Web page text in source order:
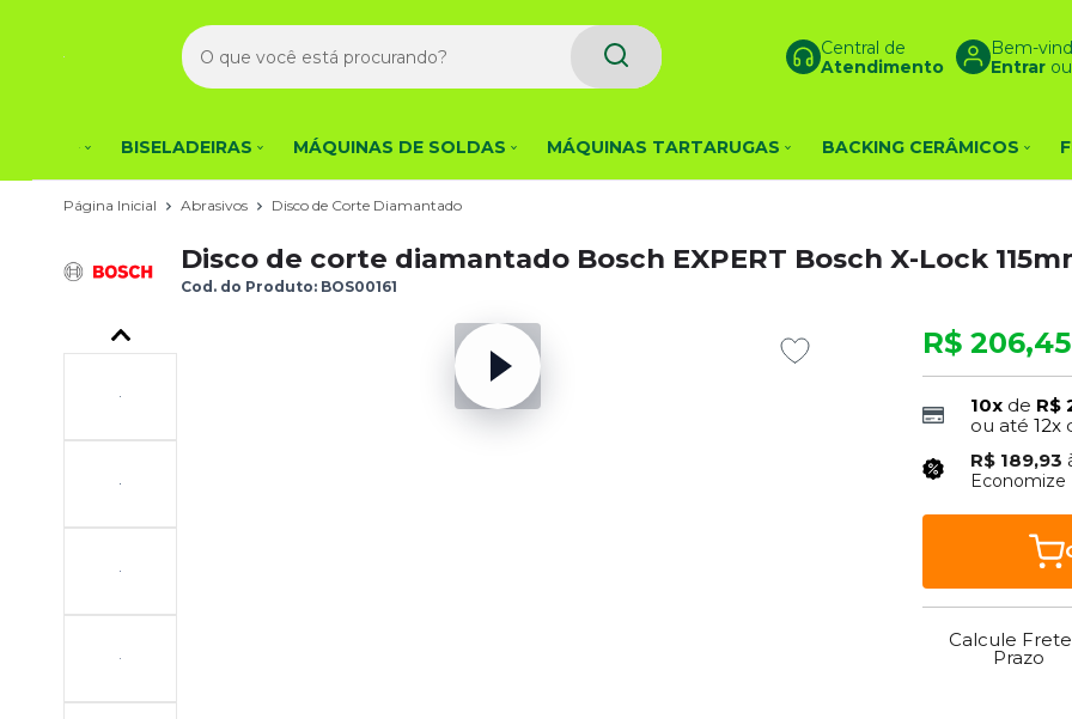
Central de
Atendimento
Bem-
Entrarou
BISELADEIRAS MÁQUINAS DE SOLDAS MÁQUINAS TARTARUGAS BACKING CERÂMICOS
Página Inicial Abrasivos Disco de Corte Diamantado
Disco de corte diamantado Bosch EXPERT Bosch X-Lock
Cod. do Produto: BOS00161
R$ 206,45
10x de R$
ou até12x
R$ 189,93
Economize
Calcule
Prazo